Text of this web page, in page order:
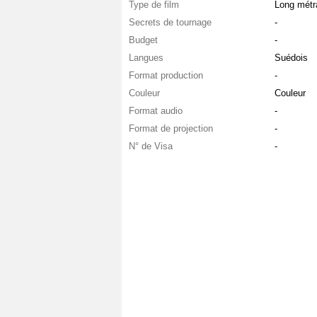
Type de film
Long
Secrets de tournage
-
Budget
-
Langues
Suédois
Format production
-
Couleur
Couleur
Format audio
-
Format de projection
-
N° de Visa
-